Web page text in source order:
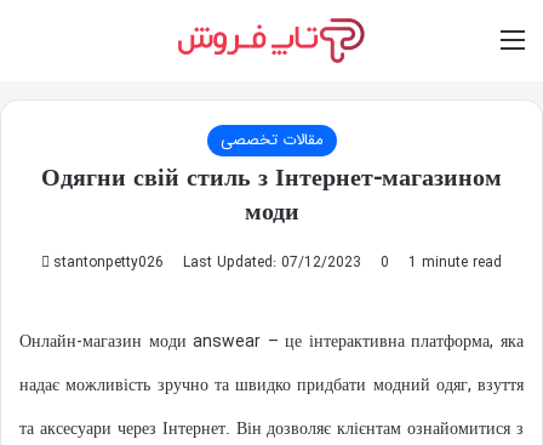
مقالات تخصصی
Одягни свій стиль з Інтернет-магазином
моди
stantonpetty026
Send
Last Updated: 07/12/2023 0 1 minute read
Онлайн-магазин моди answear – це інтерактивна платформа, яка
надає можливість зручно та швидко придбати модний одяг, взуття
та аксесуари через Інтернет. Він дозволяє клієнтам ознайомитися з